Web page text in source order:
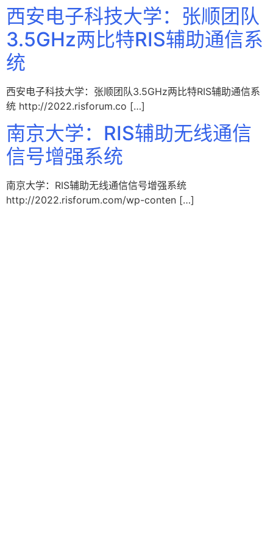
西安电子科技大学：张顺团队
3.5GHz两比特RIS辅助通信系
统
西安电子科技大学：张顺团队3.5GHz两比特RIS辅助通信系
统 http://2022.risforum.co […]
南京大学：RIS辅助无线通信
信号增强系统
南京大学：RIS辅助无线通信信号增强系统
http://2022.risforum.com/wp-conten […]